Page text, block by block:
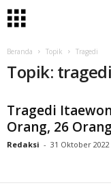
Beranda Topik Tragedi
Topik: tragedi
Tragedi
Orang, 26
Redaksi - 31 Oktober 2022